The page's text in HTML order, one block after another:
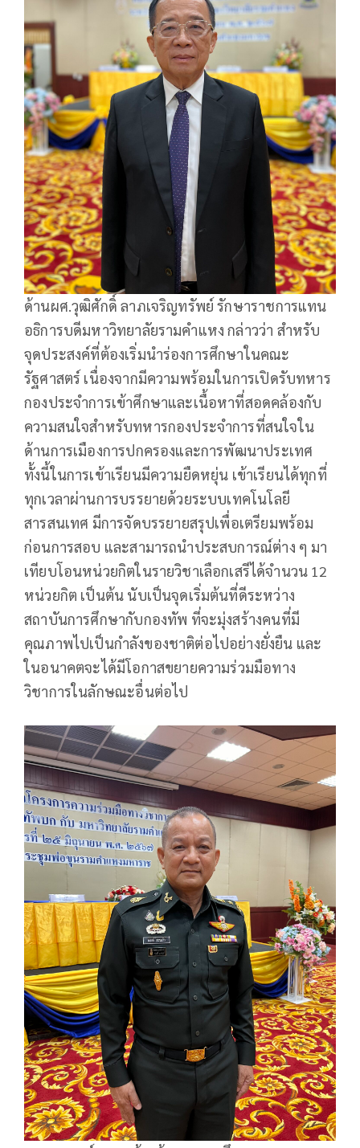
ด้านผศ.วุฒิศักดิ์ ลาภเจริญทรัพย์ รักษาราชการแทน
อธิการบดีมหาวิทยาลัยรามคำแหง กล่าวว่า สำหรับ
จุดประสงค์ที่ต้องเริ่มนำร่องการศึกษาในคณะ
รัฐศาสตร์ เนื่องจากมีความพร้อมในการเปิดรับทหาร
กองประจำการเข้าศึกษาและเนื้อหาที่สอดคล้องกับ
ความสนใจสำหรับทหารกองประจำการที่สนใจใน
ด้านการเมืองการปกครองและการพัฒนาประเทศ
ทั้งนี้ในการเข้าเรียนมีความยืดหยุ่น เข้าเรียนได้ทุกที่
ทุกเวลาผ่านการบรรยายด้วยระบบเทคโนโลยี
สารสนเทศ มีการจัดบรรยายสรุปเพื่อเตรียมพร้อม
ก่อนการสอบ และสามารถนำประสบการณ์ต่าง ๆ มา
เทียบโอนหน่วยกิตในรายวิชาเลือกเสรีได้จำนวน 12
หน่วยกิต เป็นต้น นับเป็นจุดเริ่มต้นที่ดีระหว่าง
สถาบันการศึกษากับกองทัพ ที่จะมุ่งสร้างคนที่มี
คุณภาพไปเป็นกำลังของชาติต่อไปอย่างยั่งยืน และ
ในอนาคตจะได้มีโอกาสขยายความร่วมมือทาง
วิชาการในลักษณะอื่นต่อไป